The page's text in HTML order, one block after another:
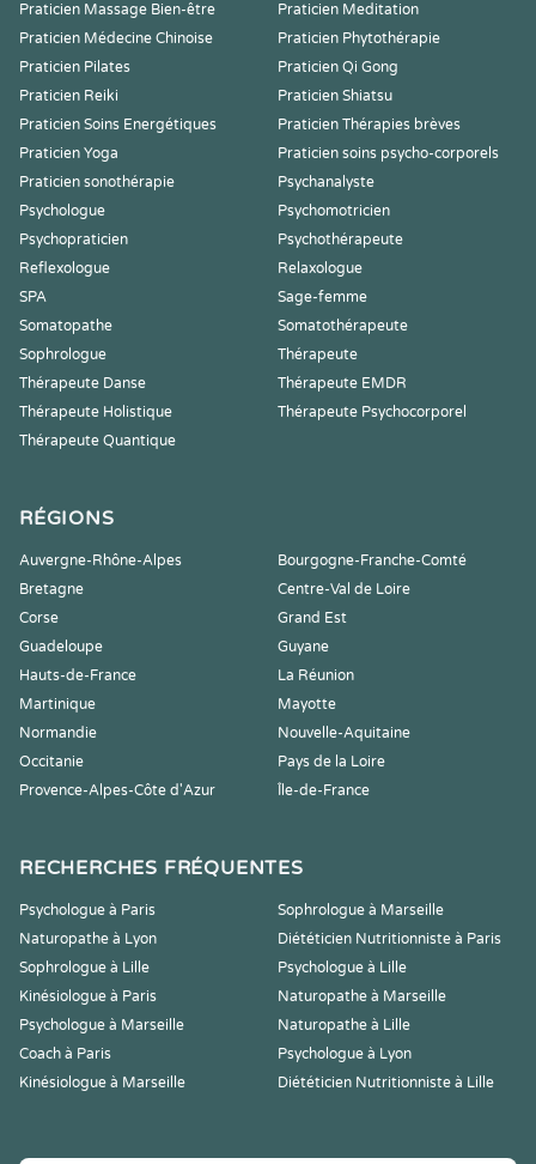
Praticien Massage Bien-être
Praticien Meditation
Praticien Médecine Chinoise
Praticien Phytothérapie
Praticien Pilates
Praticien Qi Gong
Praticien Reiki
Praticien Shiatsu
Praticien Soins Energétiques
Praticien Thérapies brèves
Praticien Yoga
Praticien soins psycho-corporels
Praticien sonothérapie
Psychanalyste
Psychologue
Psychomotricien
Psychopraticien
Psychothérapeute
Reflexologue
Relaxologue
SPA
Sage-femme
Somatopathe
Somatothérapeute
Sophrologue
Thérapeute
Thérapeute Danse
Thérapeute EMDR
Thérapeute Holistique
Thérapeute Psychocorporel
Thérapeute Quantique
RÉGIONS
Auvergne-Rhône-Alpes
Bourgogne-Franche-Comté
Bretagne
Centre-Val de Loire
Corse
Grand Est
Guadeloupe
Guyane
Hauts-de-France
La Réunion
Martinique
Mayotte
Normandie
Nouvelle-Aquitaine
Occitanie
Pays de la Loire
Provence-Alpes-Côte d'Azur
Île-de-France
RECHERCHES FRÉQUENTES
Psychologue à Paris
Sophrologue à Marseille
Naturopathe à Lyon
Diététicien Nutritionniste à Paris
Sophrologue à Lille
Psychologue à Lille
Kinésiologue à Paris
Naturopathe à Marseille
Psychologue à Marseille
Naturopathe à Lille
Coach à Paris
Psychologue à Lyon
Kinésiologue à Marseille
Diététicien Nutritionniste à Lille